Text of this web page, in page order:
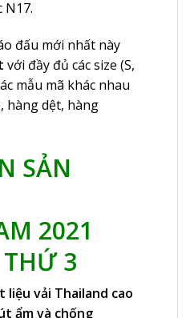
N17.
đấu mới nhất này
với đầy đủ các size (S,
mẫu mã khác nhau
hàng dệt, hàng
SẢN
2021
3
liệu vải Thailand cao
ẩm và chống